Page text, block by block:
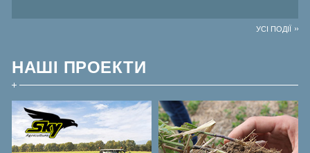
УСІ ПОДІЇ
НАШІ ПРОЕКТИ